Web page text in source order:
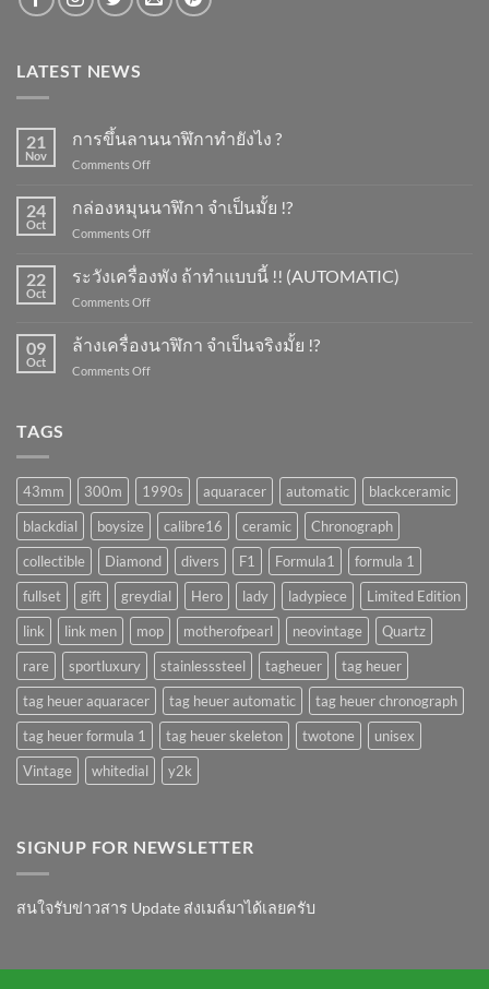
LATEST NEWS
21
Nov
การขึ้นลานนาฬิกาทำยังไง ?
Comments Offon
ลาน
นาฬิกา
ยัง
24
Oct
กล่องหมุนนาฬิกา จำเป็นมั้ย !?
Comments Offon
หมุน
นาฬิกา
จำเป็น
!?
22
Oct
ระวังเครื่องพัง ถ้าทำแบบนี้ !! (AUTOMATIC)
Comments Offon
เครื่อง
พัง
ถ้า
09
Oct
ล้างเครื่องนาฬิกา จำเป็นจริงมั้ย !?
Comments Offon
มั้ย
!?
TAGS
43mm 300m 1990s aquaracer automatic
blackceramic
blackdial
boysize calibre16 ceramic
Chronograph
collectible
Diamond divers F1 Formula1
formula 1
fullset
gift greydial Hero lady ladypiece
Limited Edition
link
link men mop motherofpearl neovintage
Quartz
rare
sportluxury stainlesssteel tagheuer
tag heuer
tag heuer aquaracer
tag heuer automatic
tag heuer chronograph
tag heuer formula 1
tag heuer skeleton twotone
unisex
Vintage
whitedial y2k
SIGNUP FOR NEWSLETTER
สนใจรับข่าวสาร Update ส่งเมล์มาได้เลยครับ